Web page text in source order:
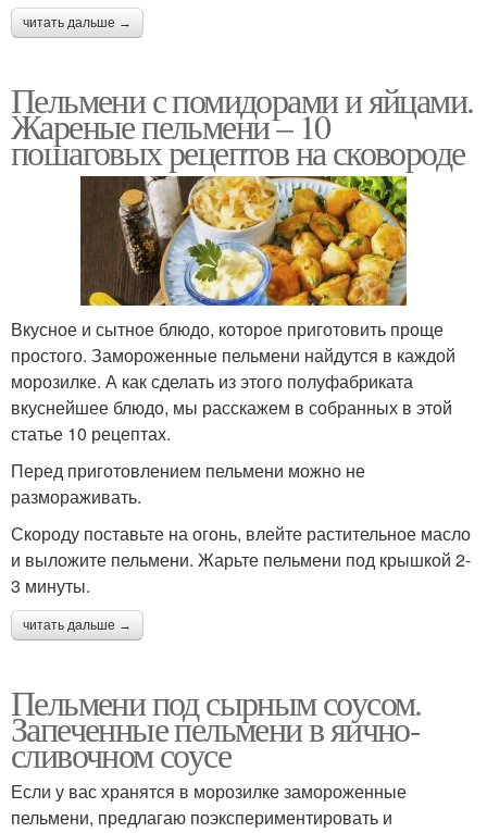
читать дальше →
Пельмени с помидорами и яйцами.
Жареные пельмени – 10
пошаговых рецептов на сковороде
Вкусное и сытное блюдо, которое приготовить проще
простого. Замороженные пельмени найдутся в каждой
морозилке. А как сделать из этого полуфабриката
вкуснейшее блюдо, мы расскажем в собранных в этой
статье 10 рецептах.
Перед приготовлением пельмени можно не
размораживать.
Скороду поставьте на огонь, влейте растительное масло
и выложите пельмени. Жарьте пельмени под крышкой 2-
3 минуты.
читать дальше →
Пельмени под сырным соусом.
Запеченные пельмени в яично-
сливочном соусе
Если у вас хранятся в морозилке замороженные
пельмени, предлагаю поэкспериментировать и